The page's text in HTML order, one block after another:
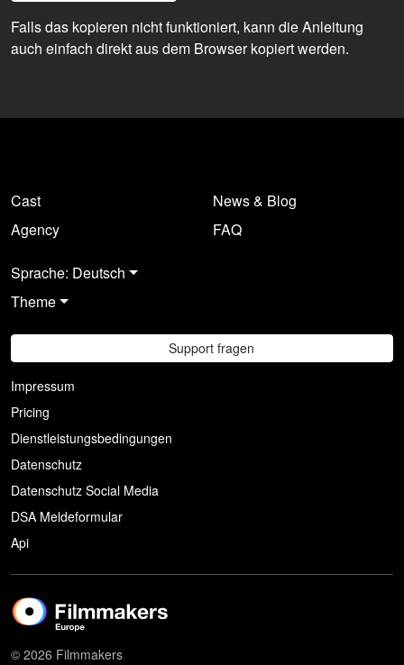
Falls das kopieren nicht funktioniert, kann die Anleitung
auch einfach direkt aus dem Browser kopiert werden.
Cast
Agency
News & Blog
FAQ
Sprache: Deutsch
Theme
Support fragen
Impressum
Pricing
Dienstleistungsbedingungen
Datenschutz
Datenschutz Social Media
DSA Meldeformular
Api
© 2026 Filmmakers